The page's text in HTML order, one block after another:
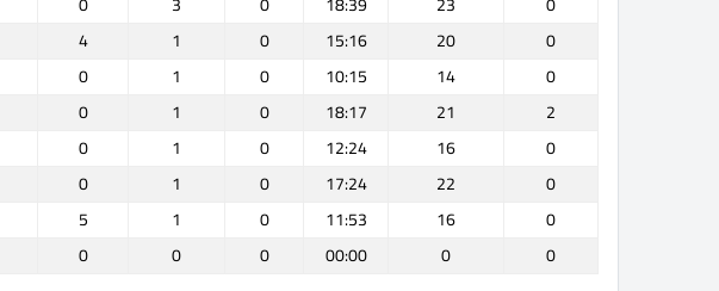
4 1 0 15:16 20
0
0 1 0 10:15 14
0
0 1 0 18:17 21
2
0 1 0 12:24 16
0
0 1 0 17:24 22
0
5 1 0 11:53 16
0
0 0 0 00:00 0 0